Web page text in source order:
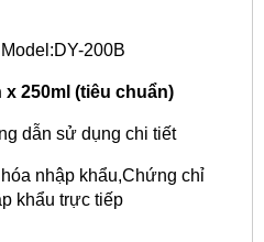
200B
x 250ml (tiêu chuẩn)
dẫn sử dụng chi tiết
nhập khẩu,Chứng chỉ
khẩu trực tiếp